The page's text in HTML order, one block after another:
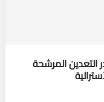
التعدين المرشحة